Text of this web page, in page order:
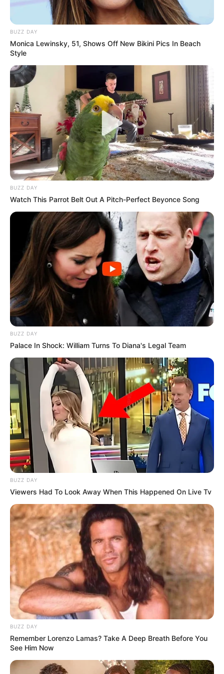
Serem! 9 Chat Ojek Online &
Pelanggan Ini Bikin Auto
Merinding
Bikin Ngakak, 10 Potret
Cosplay Murah Pakai Bahan
Seadanya
BUZZ DAY
Monica Lewinsky, 51, Shows Off New Bikini Pics In Beach
Style
BUZZ DAY
Watch This Parrot Belt Out A Pitch-Perfect Beyonce Song
BUZZ DAY
Palace In Shock: William Turns To Diana's Legal Team
BUZZ DAY
Viewers Had To Look Away When This Happened On Live Tv
BUZZ DAY
Remember Lorenzo Lamas? Take A Deep Breath Before You
See Him Now